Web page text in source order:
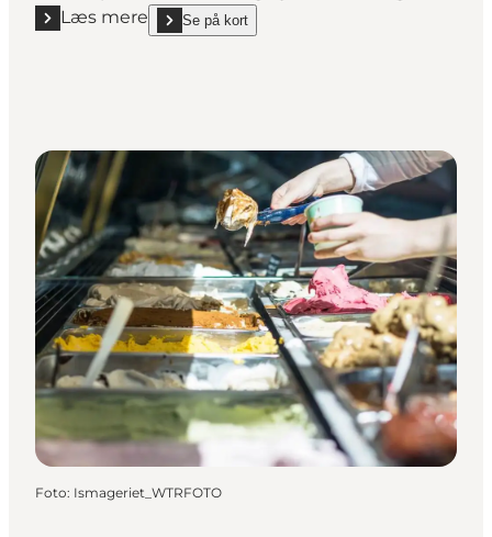
Læs mere
Læs mere "ISTID"Se på kort
show ISTID on_map
Foto: Ismageriet_WTRFOTO